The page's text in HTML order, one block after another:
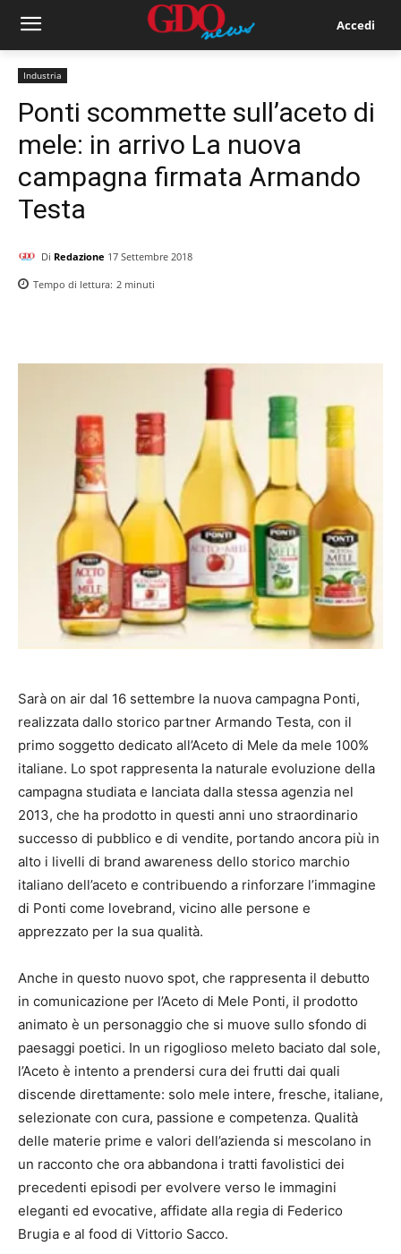
Accedi
Industria
Ponti scommette sull’aceto di
mele: in arrivo La nuova
campagna firmata Armando
Testa
Di Redazione 17 Settembre 2018
Tempo di lettura: 2 minuti
Sarà on air dal 16 settembre la nuova campagna Ponti,
realizzata dallo storico partner Armando Testa, con il
primo soggetto dedicato all’Aceto di Mele da mele 100%
italiane. Lo spot rappresenta la naturale evoluzione della
campagna studiata e lanciata dalla stessa agenzia nel
2013, che ha prodotto in questi anni uno straordinario
successo di pubblico e di vendite, portando ancora più in
alto i livelli di brand awareness dello storico marchio
italiano dell’aceto e contribuendo a rinforzare l’immagine
di Ponti come lovebrand, vicino alle persone e
apprezzato per la sua qualità.
Anche in questo nuovo spot, che rappresenta il debutto
in comunicazione per l’Aceto di Mele Ponti, il prodotto
animato è un personaggio che si muove sullo sfondo di
paesaggi poetici. In un rigoglioso meleto baciato dal sole,
l’Aceto è intento a prendersi cura dei frutti dai quali
discende direttamente: solo mele intere, fresche, italiane,
selezionate con cura, passione e competenza. Qualità
delle materie prime e valori dell’azienda si mescolano in
un racconto che ora abbandona i tratti favolistici dei
precedenti episodi per evolvere verso le immagini
eleganti ed evocative, affidate alla regia di Federico
Brugia e al food di Vittorio Sacco.